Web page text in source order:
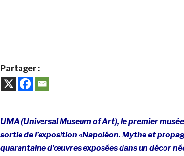
Partager :
UMA (Universal Museum of Art), le premier
sortie de l’exposition «Napoléon. Mythe et
quarantaine d’œuvres exposées dans un décor